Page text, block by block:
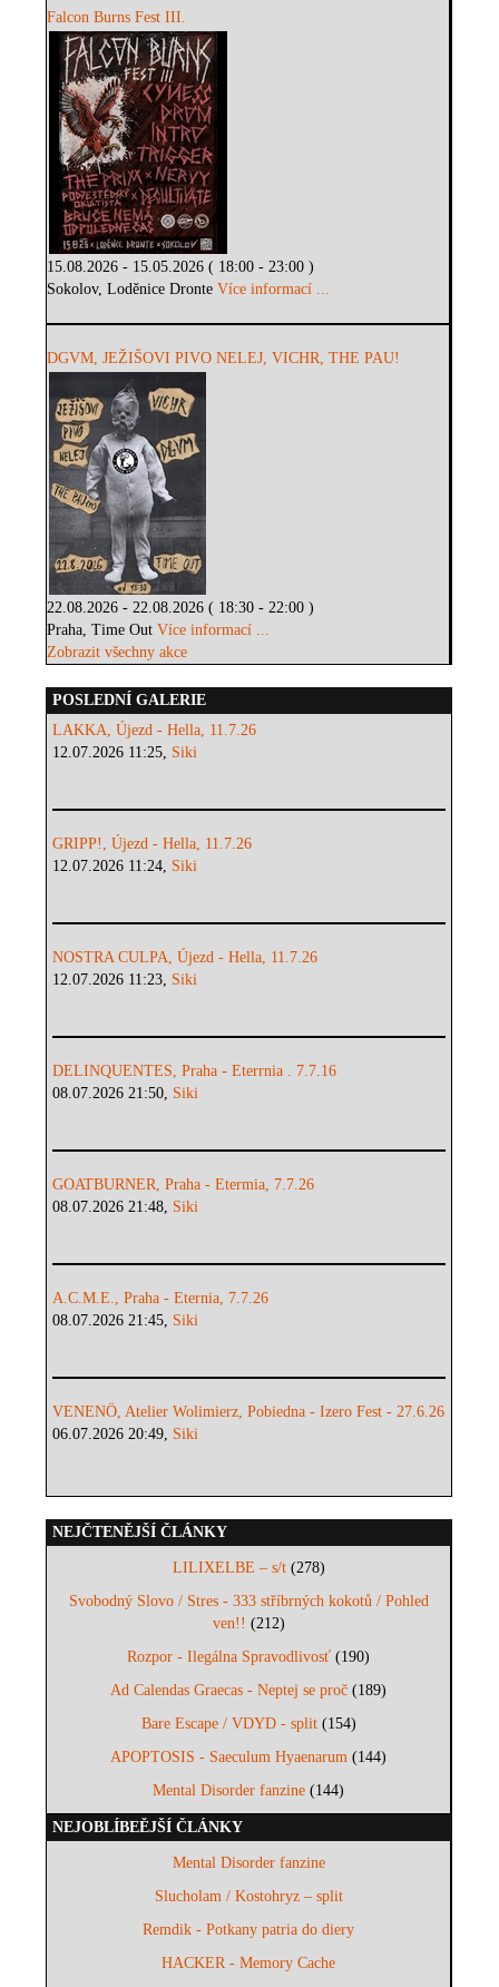
Falcon Burns Fest III.
15.08.2026 - 15.05.2026 ( 18:00 - 23:00 )
Sokolov, Loděnice DronteVíce informací ...
DGVM, JEŽIŠOVI PIVO NELEJ, VICHR, THE PAU!
22.08.2026 - 22.08.2026 ( 18:30 - 22:00 )
Praha, Time OutVíce informací ...
Zobrazit všechny akce
POSLEDNÍ GALERIE
LAKKA, Újezd - Hella, 11.7.26
12.07.2026 11:25, Siki
GRIPP!, Újezd - Hella, 11.7.26
12.07.2026 11:24, Siki
NOSTRA CULPA, Újezd - Hella, 11.7.26
12.07.2026 11:23, Siki
DELINQUENTES, Praha - Eterrnia . 7.7.16
08.07.2026 21:50, Siki
GOATBURNER, Praha - Etermia, 7.7.26
08.07.2026 21:48, Siki
A.C.M.E., Praha - Eternia, 7.7.26
08.07.2026 21:45, Siki
VENENÖ, Atelier Wolimierz, Pobiedna - Izero Fest - 27.6.26
06.07.2026 20:49, Siki
NEJČTENĚJŠÍ ČLÁNKY
LILIXELBE – s/t(278)
Svobodný Slovo / Stres - 333 stříbrných kokotů / Pohled
ven!! (212)
Rozpor - Ilegálna Spravodlivosť (190)
Ad Calendas Graecas - Neptej se proč (189)
Bare Escape / VDYD - split(154)
APOPTOSIS - Saeculum Hyaenarum (144)
Mental Disorder fanzine (144)
NEJOBLÍBEĚJŠÍ ČLÁNKY
Mental Disorder fanzine
Slucholam / Kostohryz – split
Remdik - Potkany patria do diery
HACKER - Memory Cache